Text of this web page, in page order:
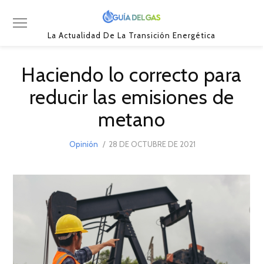
La Actualidad De La Transición Energética
Haciendo lo correcto para
reducir las emisiones de
metano
Opinión
POSTED
28 DE OCTUBRE DE 2021